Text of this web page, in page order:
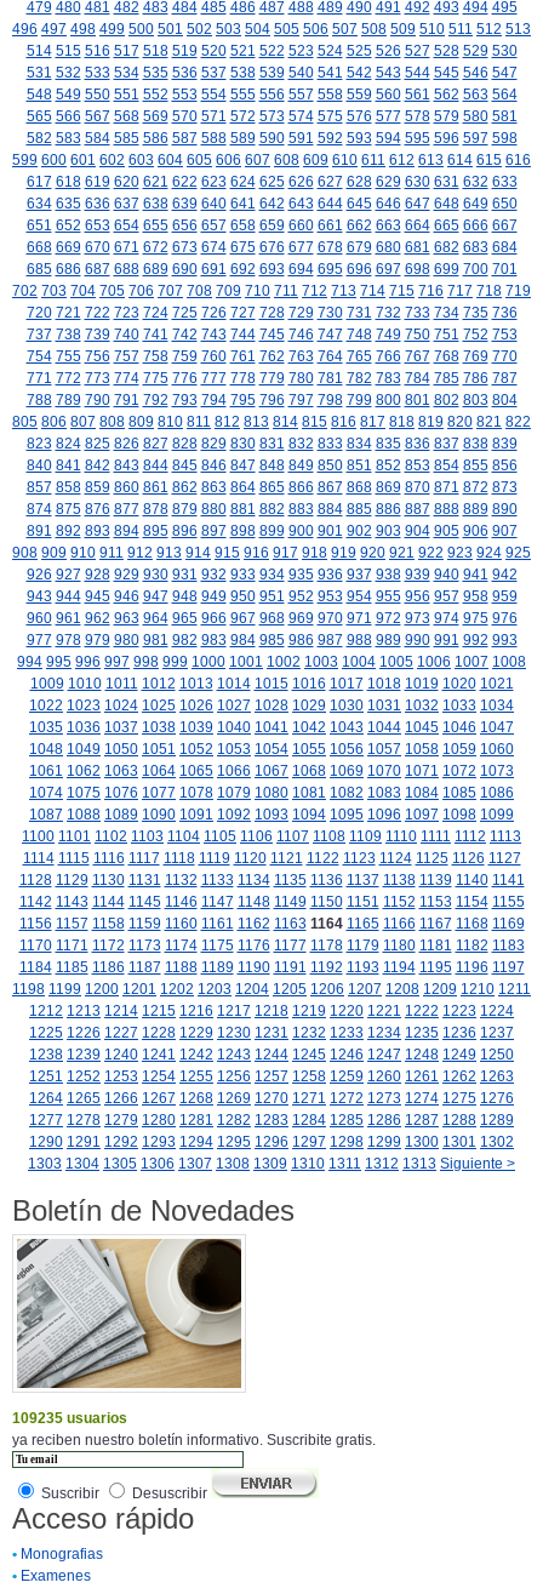
479 480 481 482 483 484 485 486 487 488 489 490 491 492 493 494 495
496 497 498 499 500 501 502 503 504 505 506 507 508 509 510 511 512 513
514 515 516 517 518 519 520 521 522 523 524 525 526 527 528 529 530
531 532 533 534 535 536 537 538 539 540 541 542 543 544 545 546 547
548 549 550 551 552 553 554 555 556 557 558 559 560 561 562 563 564
565 566 567 568 569 570 571 572 573 574 575 576 577 578 579 580 581
582 583 584 585 586 587 588 589 590 591 592 593 594 595 596 597 598
599 600 601 602 603 604 605 606 607 608 609 610 611 612 613 614 615 616
617 618 619 620 621 622 623 624 625 626 627 628 629 630 631 632 633
634 635 636 637 638 639 640 641 642 643 644 645 646 647 648 649 650
651 652 653 654 655 656 657 658 659 660 661 662 663 664 665 666 667
668 669 670 671 672 673 674 675 676 677 678 679 680 681 682 683 684
685 686 687 688 689 690 691 692 693 694 695 696 697 698 699 700 701
702 703 704 705 706 707 708 709 710 711 712 713 714 715 716 717 718 719
720 721 722 723 724 725 726 727 728 729 730 731 732 733 734 735 736
737 738 739 740 741 742 743 744 745 746 747 748 749 750 751 752 753
754 755 756 757 758 759 760 761 762 763 764 765 766 767 768 769 770
771 772 773 774 775 776 777 778 779 780 781 782 783 784 785 786 787
788 789 790 791 792 793 794 795 796 797 798 799 800 801 802 803 804
805 806 807 808 809 810 811 812 813 814 815 816 817 818 819 820 821 822
823 824 825 826 827 828 829 830 831 832 833 834 835 836 837 838 839
840 841 842 843 844 845 846 847 848 849 850 851 852 853 854 855 856
857 858 859 860 861 862 863 864 865 866 867 868 869 870 871 872 873
874 875 876 877 878 879 880 881 882 883 884 885 886 887 888 889 890
891 892 893 894 895 896 897 898 899 900 901 902 903 904 905 906 907
908 909 910 911 912 913 914 915 916 917 918 919 920 921 922 923 924 925
926 927 928 929 930 931 932 933 934 935 936 937 938 939 940 941 942
943 944 945 946 947 948 949 950 951 952 953 954 955 956 957 958 959
960 961 962 963 964 965 966 967 968 969 970 971 972 973 974 975 976
977 978 979 980 981 982 983 984 985 986 987 988 989 990 991 992 993
994 995 996 997 998 999 1000 1001 1002 1003 1004 1005 1006 1007 1008
1009 1010 1011 1012 1013 1014 1015 1016 1017 1018 1019 1020 1021
1022 1023 1024 1025 1026 1027 1028 1029 1030 1031 1032 1033 1034
1035 1036 1037 1038 1039 1040 1041 1042 1043 1044 1045 1046 1047
1048 1049 1050 1051 1052 1053 1054 1055 1056 1057 1058 1059 1060
1061 1062 1063 1064 1065 1066 1067 1068 1069 1070 1071 1072 1073
1074 1075 1076 1077 1078 1079 1080 1081 1082 1083 1084 1085 1086
1087 1088 1089 1090 1091 1092 1093 1094 1095 1096 1097 1098 1099
1100 1101 1102 1103 1104 1105 1106 1107 1108 1109 1110 1111 1112 1113
1114 1115 1116 1117 1118 1119 1120 1121 1122 1123 1124 1125 1126 1127
1128 1129 1130 1131 1132 1133 1134 1135 1136 1137 1138 1139 1140 1141
1142 1143 1144 1145 1146 1147 1148 1149 1150 1151 1152 1153 1154 1155
1156 1157 1158 1159 1160 1161 1162 1163 1164 1165 1166 1167 1168 1169
1170 1171 1172 1173 1174 1175 1176 1177 1178 1179 1180 1181 1182 1183
1184 1185 1186 1187 1188 1189 1190 1191 1192 1193 1194 1195 1196 1197
1198 1199 1200 1201 1202 1203 1204 1205 1206 1207 1208 1209 1210 1211
1212 1213 1214 1215 1216 1217 1218 1219 1220 1221 1222 1223 1224
1225 1226 1227 1228 1229 1230 1231 1232 1233 1234 1235 1236 1237
1238 1239 1240 1241 1242 1243 1244 1245 1246 1247 1248 1249 1250
1251 1252 1253 1254 1255 1256 1257 1258 1259 1260 1261 1262 1263
1264 1265 1266 1267 1268 1269 1270 1271 1272 1273 1274 1275 1276
1277 1278 1279 1280 1281 1282 1283 1284 1285 1286 1287 1288 1289
1290 1291 1292 1293 1294 1295 1296 1297 1298 1299 1300 1301 1302
1303 1304 1305 1306 1307 1308 1309 1310 1311 1312 1313 Siguiente >
Boletín de Novedades
109235 usuarios
ya reciben nuestro boletín informativo. Suscribite gratis.
Suscribir Desuscribir
Acceso rápido
• Monografias
• Examenes